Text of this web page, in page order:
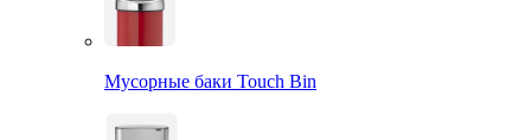
Мусорные баки Touch Bin